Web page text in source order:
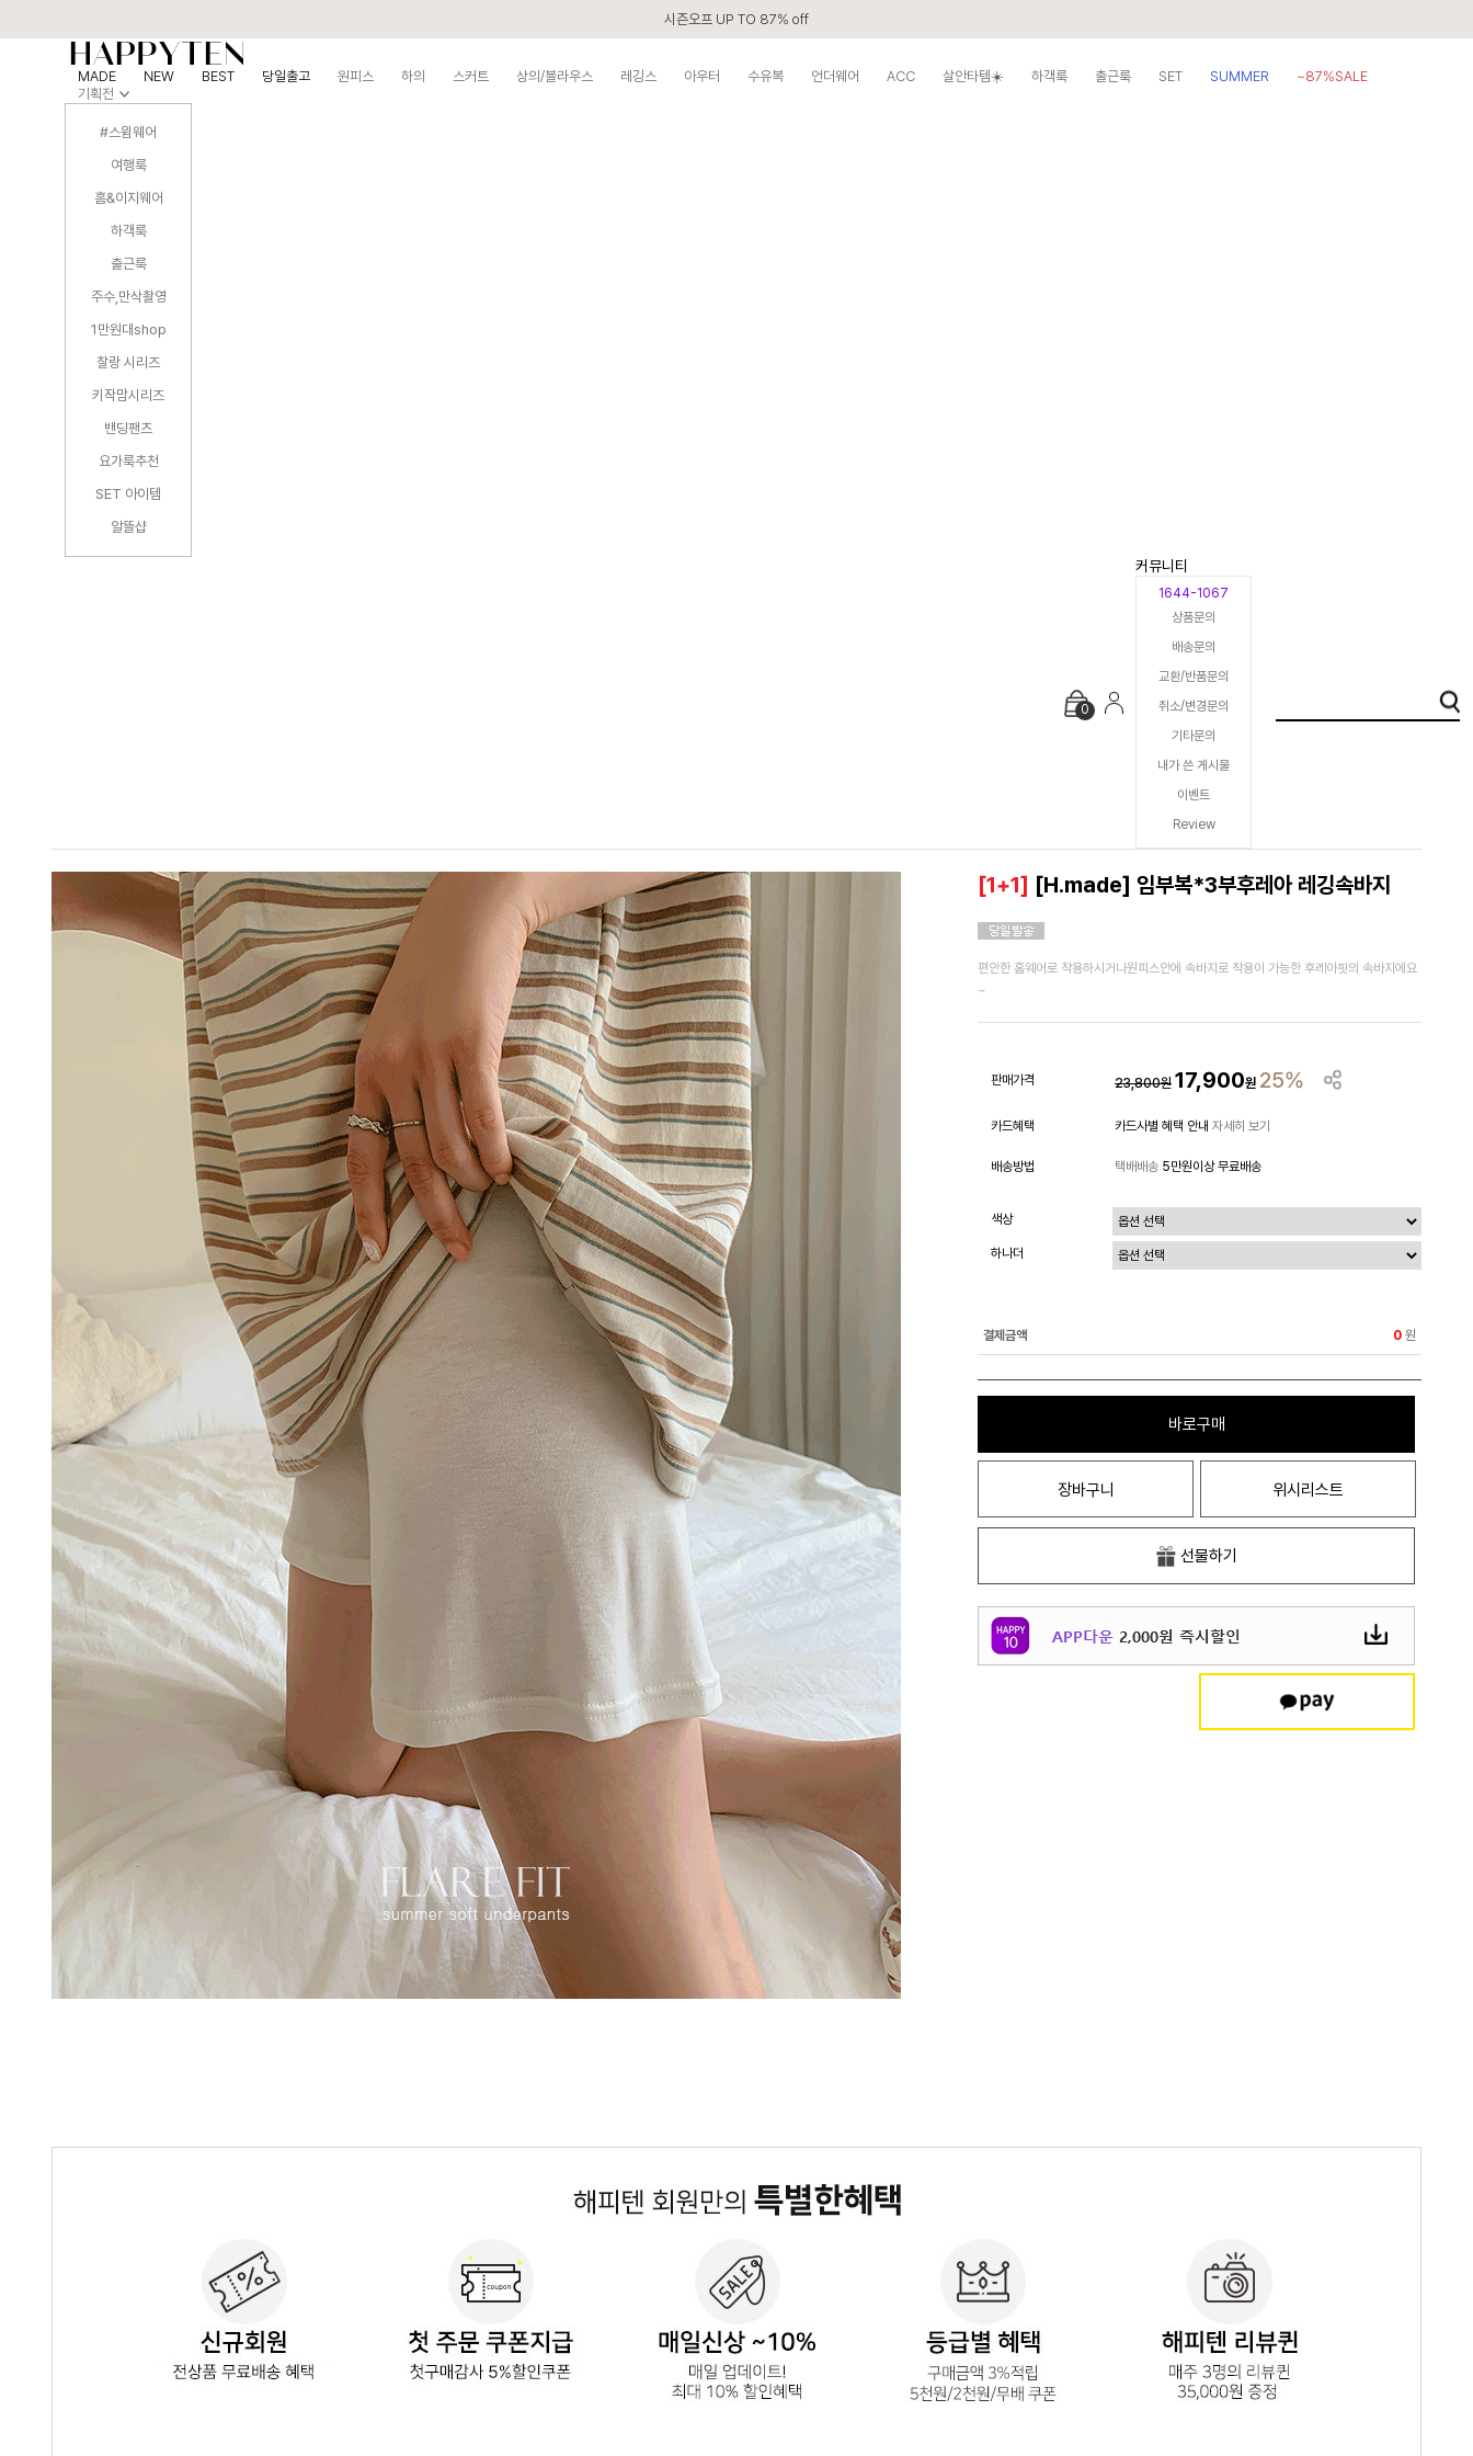
시즌오프 UP TO 87% off
MADE NEW BEST 당일출고 원피스 하의 스커트 상의/블라우스 레깅스 아우터 수유복 언더웨어 ACC 살안타템☀️ 하객룩 출근룩 SET SUMMER
~87%SALE
기획전
#스윔웨어
여행룩
홈&이지웨어
하객룩
출근룩
주수,만삭촬영
1만원대shop
찰랑 시리즈
키작맘시리즈
밴딩팬츠
요가룩추천
SET 아이템
알뜰샵
0
커뮤니티
1644-1067
상품문의
배송문의
교환/반품문의
취소/변경문의
기타문의
내가 쓴 게시물
이벤트
Review
[1+1] [H.made] 임부복*3부후레아 레깅속바지
편안한 홈웨어로 착용하시거나원피스안에 속바지로 착용이 가능한 후레아핏의 속바지에요
~
판매가격 23,800원 17,900원 25%
카드혜택 카드사별 혜택 안내 자세히 보기
배송방법 택배배송 5만원이상 무료배송
색상
하나더
결제금액 0 원
바로구매
장바구니 위시리스트
선물하기